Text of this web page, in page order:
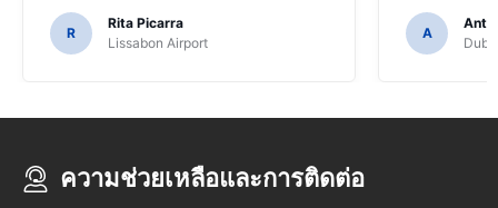
R
Rita Picarra
Lissabon Airport
A
ความช่วยเหลือและการติดต่อ